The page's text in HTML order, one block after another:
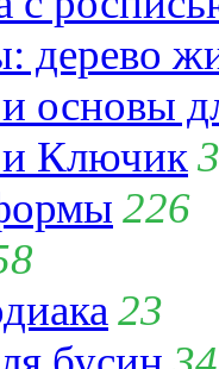
дерево
основы
и Ключик
226
23